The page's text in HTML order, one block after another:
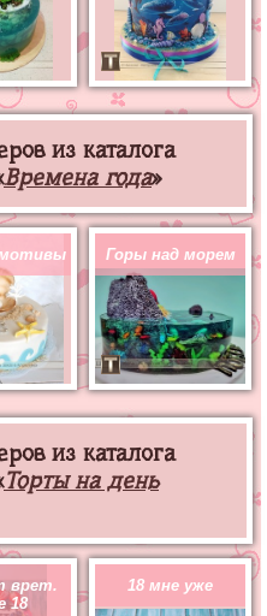
из каталога
Времена года»
Горы над морем
из каталога
Торты на день
врет.
18
18 мне уже